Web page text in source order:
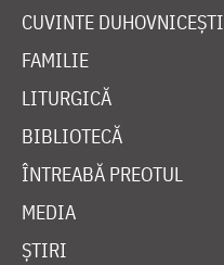
CUVINTE DUHOVNICEȘTI
FAMILIE
LITURGICĂ
BIBLIOTECĂ
ÎNTREABĂ PREOTUL
MEDIA
ȘTIRI